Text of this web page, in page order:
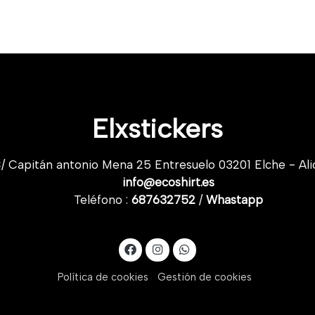
Elxstickers
Capitán antonio Mena 25 Entresuelo 03201 Elche -
info@ecoshirt.es
Teléfono : 687632752/ Whastapp
Política de cookies Gestión de cookies